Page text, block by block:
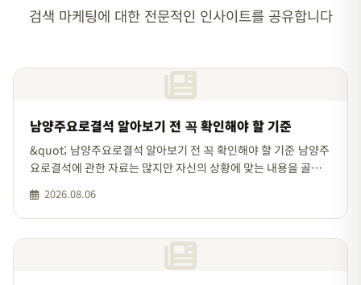
검색 마케팅에 대한 전문적인 인사이트를 공유합니다
남양주요로결석 알아보기 전 꼭 확인해야 할 기준
&quot; 남양주요로결석 알아보기 전 꼭 확인해야 할 기준 남양주
요로결석에 관한 자료는 많지만 자신의 상황에 맞는 내용을 골라
기보다 중요한 항목
2026.08.06